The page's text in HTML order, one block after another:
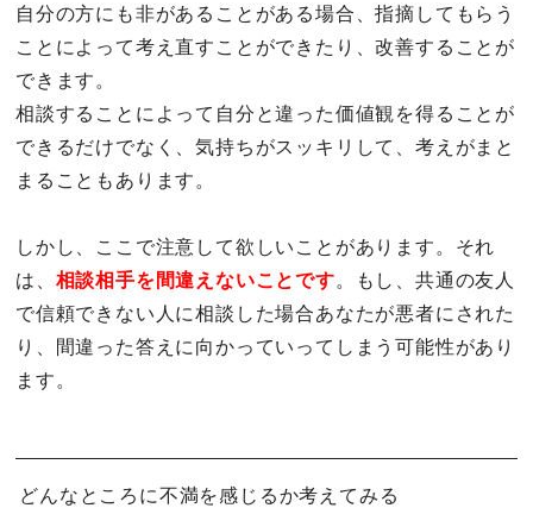
自分の方にも非があることがある場合、指摘してもらう
ことによって考え直すことができたり、改善することが
できます。
相談することによって自分と違った価値観を得ることが
できるだけでなく、気持ちがスッキリして、考えがまと
まることもあります。
しかし、ここで注意して欲しいことがあります。それ
は、 相談相手を間違えないことです。もし、共通の友人
で信頼できない人に相談した場合あなたが悪者にされた
り、間違った答えに向かっていってしまう可能性があり
ます。
どんなところに不満を感じるか考えてみる